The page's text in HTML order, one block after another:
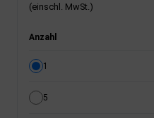
(einschl. MwSt.)
Anzahl
1
5